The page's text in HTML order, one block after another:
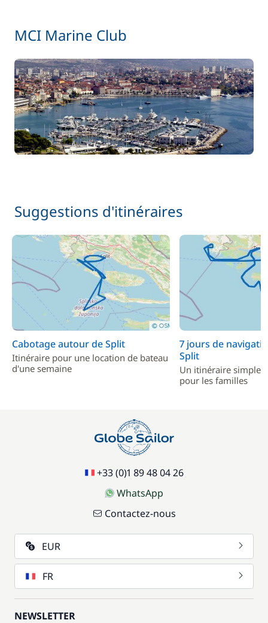
MCI Marine Club
Suggestions d'itinéraires
Cabotage autour de Split
Itinéraire pour une location de bateau
d'une semaine
7 jours de
Split
Un itinéraire simple
pour les familles
+33 (0)1 89 48 04 26
WhatsApp
Contactez-nous
EUR
FR
NEWSLETTER